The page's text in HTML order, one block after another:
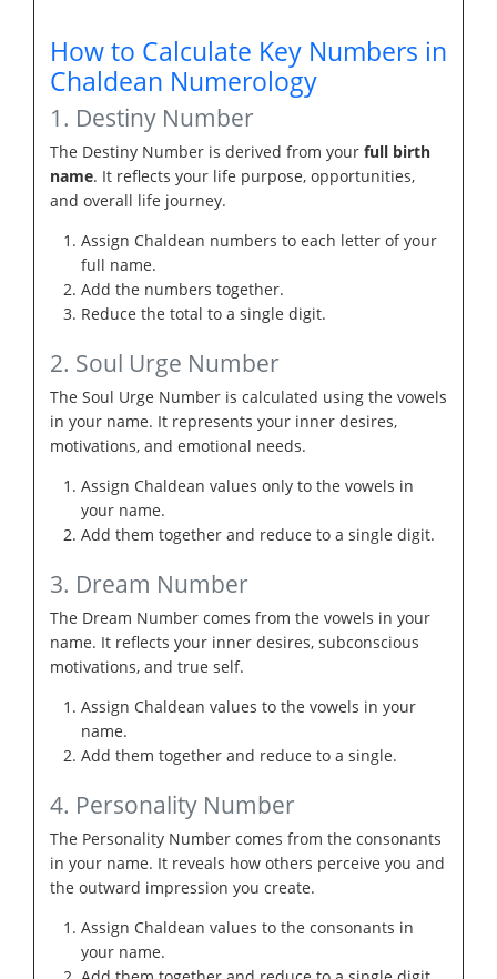
How to Calculate Key Numbers in
Chaldean Numerology
1. Destiny Number
The Destiny Number is derived from your full birth
name. It reflects your life purpose, opportunities,
and overall life journey.
Assign Chaldean numbers to each letter of your
full name.
Add the numbers together.
Reduce the total to a single digit.
2. Soul Urge Number
The Soul Urge Number is calculated using the vowels
in your name. It represents your inner desires,
motivations, and emotional needs.
Assign Chaldean values only to the vowels in
your name.
Add them together and reduce to a single digit.
3. Dream Number
The Dream Number comes from the vowels in your
name. It reflects your inner desires, subconscious
motivations, and true self.
Assign Chaldean values to the vowels in your
name.
Add them together and reduce to a single.
4. Personality Number
The Personality Number comes from the consonants
in your name. It reveals how others perceive you and
the outward impression you create.
Assign Chaldean values to the consonants in
your name.